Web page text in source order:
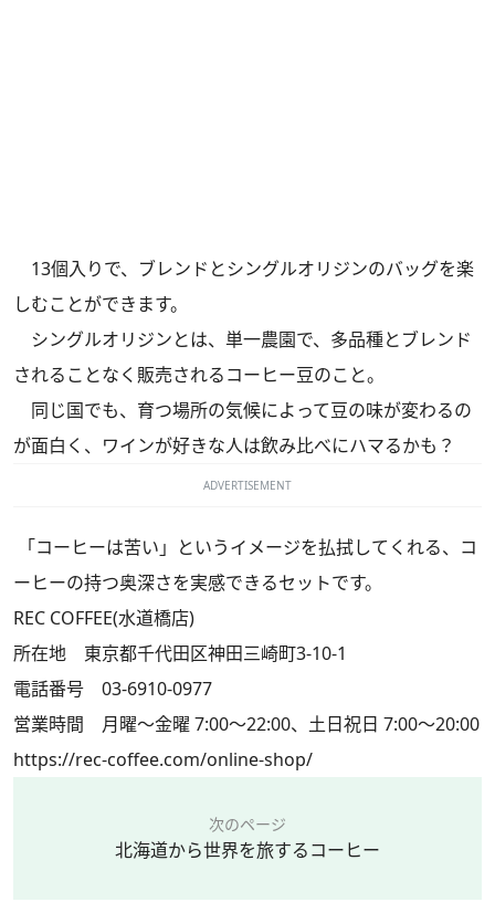
13個入りで、ブレンドとシングルオリジンのバッグを楽
しむことができます。
シングルオリジンとは、単一農園で、多品種とブレンド
されることなく販売されるコーヒー豆のこと。
同じ国でも、育つ場所の気候によって豆の味が変わるの
が面白く、ワインが好きな人は飲み比べにハマるかも？
ADVERTISEMENT
「コーヒーは苦い」というイメージを払拭してくれる、コ
ーヒーの持つ奥深さを実感できるセットです。
REC COFFEE(水道橋店)
所在地 東京都千代田区神田三崎町3-10-1
電話番号 03-6910-0977
営業時間 月曜～金曜 7:00～22:00、土日祝日 7:00～20:00
https://rec-coffee.com/online-shop/
次のページ
北海道から世界を旅するコーヒー